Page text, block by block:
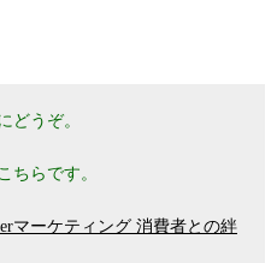
どうぞ。
ちらです。
マーケティング 消費者との絆